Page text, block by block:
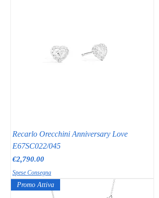
Recarlo Orecchini Anniversary Love
E67SC022/045
Price
€2,790.00
Spese Consegna
Promo Attiva